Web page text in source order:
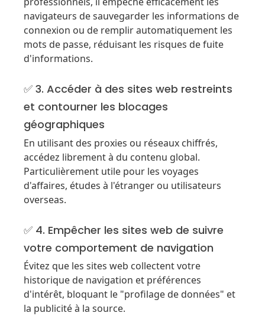
navigateurs de sauvegarder les informations de
connexion ou de remplir automatiquement les
mots de passe, réduisant les risques de fuite
d'informations.
✅ 3. Accéder à des sites web restreints
et contourner les blocages
géographiques
En utilisant des proxies ou réseaux chiffrés,
accédez librement à du contenu global.
Particulièrement utile pour les voyages
d'affaires, études à l'étranger ou utilisateurs
overseas.
✅ 4. Empêcher les sites web de suivre
votre comportement de navigation
Évitez que les sites web collectent votre
historique de navigation et préférences
d'intérêt, bloquant le "profilage de données" et
la publicité à la source.